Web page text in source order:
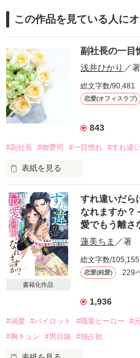
この作品を見ている人に
副社長の一目
浅井ひかり ／著
総文字数/90,481
恋愛(オフィスラブ)
843
#副社長 #御曹司 #一目惚れ #すれ違
表紙を見る
「一目惚れに理由がいる？」
あと3日以内に『好きな人』と
政略結婚をさせられるという彼
お金持ちのイケメン副社長が
期限ギリギリまで探していた女
どうしてこんな平凡な私…？
高野 明里（２４）
天星製薬　総務課福利厚生係
水嶋 直斗（３２）
天星製薬　副社長
書籍化作品
すれ違いだら
なれますか？
愛でもう離さ
蓮美ちま ／著
総文字数/105,155
恋愛(純愛) 229
1,936
#溺愛 #パイロット #職業ヒーロー #
#胸キュン
#男目線 #独占欲